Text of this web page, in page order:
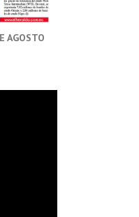
AGOSTO